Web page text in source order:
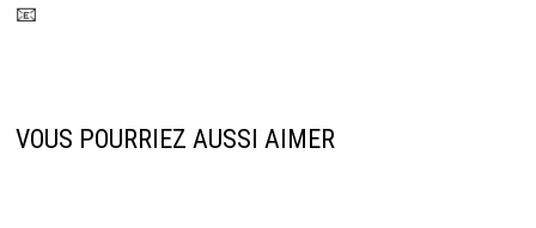
📧
VOUS POURRIEZ AUSSI AIMER